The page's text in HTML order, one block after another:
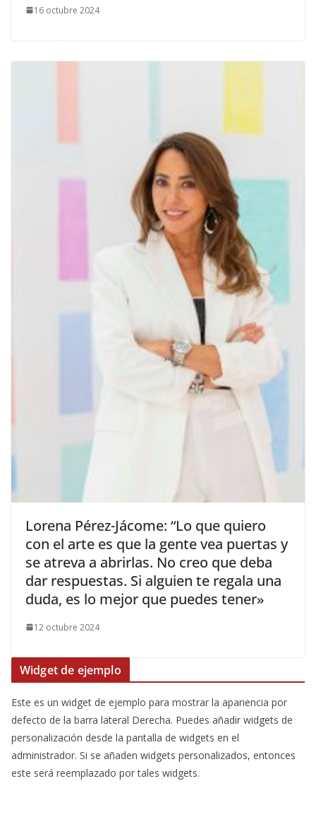
16 octubre 2024
​Lorena Pérez-Jácome: “Lo que quiero
con el arte es que la gente vea puertas y
se atreva a abrirlas. No creo que deba
dar respuestas. Si alguien te regala una
duda, es lo mejor que puedes tener»
12 octubre 2024
Widget de ejemplo
Este es un widget de ejemplo para mostrar la apariencia por
defecto de la barra lateral Derecha. Puedes añadir widgets de
personalización desde la pantalla de widgets en el
administrador. Si se añaden widgets personalizados, entonces
este será reemplazado por tales widgets.